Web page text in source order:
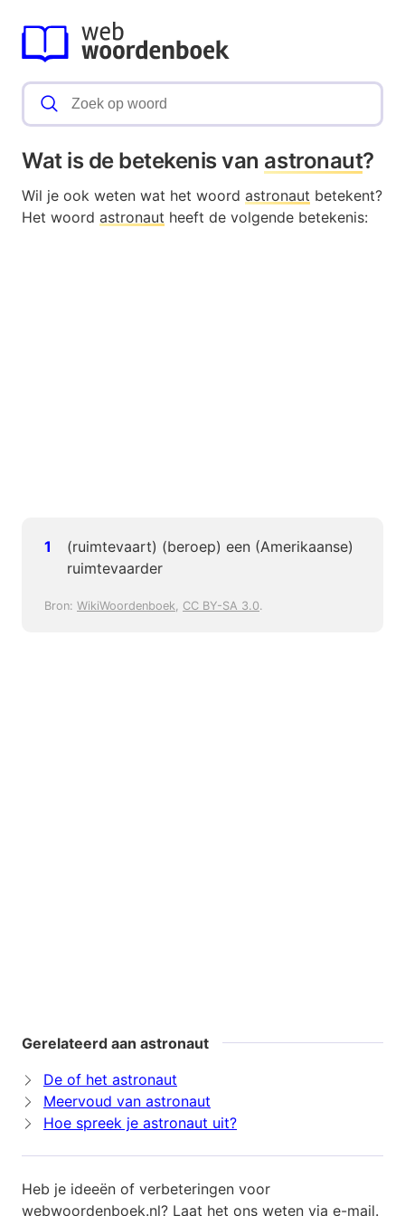
Wat is de betekenis van astronaut?
Wil je ook weten wat het woord astronaut betekent?
Het woord astronaut heeft de volgende betekenis:
(ruimtevaart) (beroep) een (Amerikaanse)
ruimtevaarder
Bron: WikiWoordenboek, CC BY-SA 3.0.
Gerelateerd aan astronaut
De of het astronaut
Meervoud van astronaut
Hoe spreek je astronaut uit?
Heb je ideeën of verbeteringen voor
webwoordenboek.nl? Laat het ons weten via e-mail.